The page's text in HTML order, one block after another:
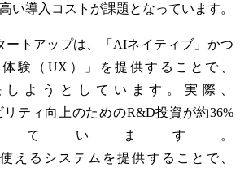
い導入コストが課題となっています。
ートアップは、「AIネイティブ」かつ
験（UX）」を提供することで、
ようとしています。実際、
ティ向上のためのR&D投資が約36%
ています。
えるシステムを提供することで、